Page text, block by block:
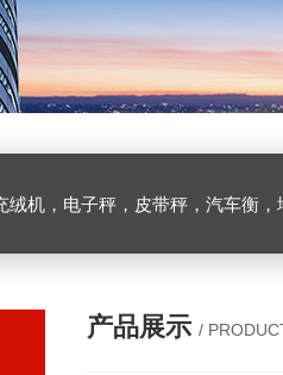
绒机，电子秤，皮带秤，汽车衡
产品展示 /